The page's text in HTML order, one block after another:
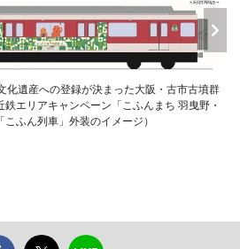
化遺産への登録が決まった大阪・古市古墳群
エリアキャンペーン「こふんまち 羽曳野・
ふん列車」外装のイメージ）